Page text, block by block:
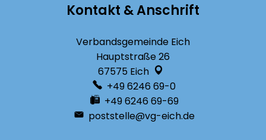
Kontakt & Anschrift
Verbandsgemeinde Eich
Hauptstraße 26
67575 Eich
+49 6246 69-0
+49 6246 69-69
poststelle@vg-eich.de